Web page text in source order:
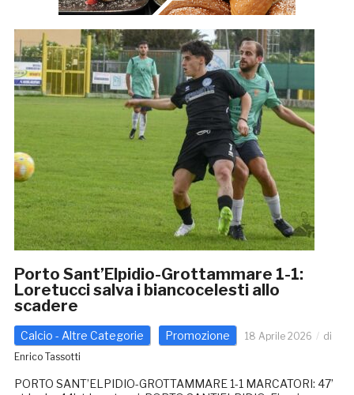
Porto Sant’Elpidio-Grottammare 1-1:
Loretucci salva i biancocelesti allo
scadere
Calcio - Altre Categorie Promozione 18 Aprile 2026
di
Enrico Tassotti
PORTO SANT’ELPIDIO-GROTTAMMARE 1-1 MARCATORI: 47’